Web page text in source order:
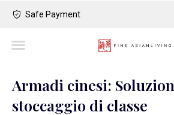
Safe Payment
Armadi cinesi:
stoccaggio di classe